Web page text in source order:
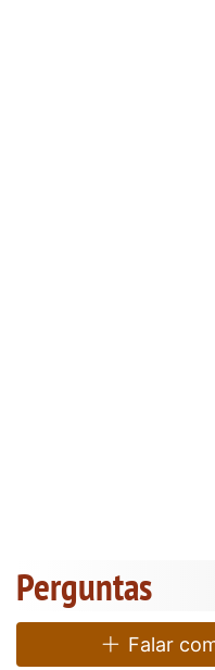
Perguntas
Falar